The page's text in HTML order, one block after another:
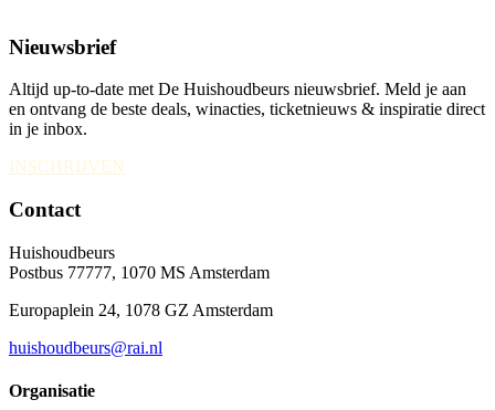
Nieuwsbrief
Altijd up-to-date met De Huishoudbeurs nieuwsbrief. Meld je aan
en ontvang de beste deals, winacties, ticketnieuws & inspiratie direct
in je inbox.
INSCHRIJVEN
Contact
Huishoudbeurs
Postbus 77777, 1070 MS Amsterdam
Europaplein 24, 1078 GZ Amsterdam
huishoudbeurs@rai.nl
Organisatie